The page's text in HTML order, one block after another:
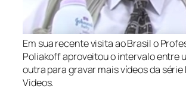
Em sua recente visita ao Brasil o
Poliakoff aproveitou o intervalo entre
outra para gravar mais vídeos da série
Videos.